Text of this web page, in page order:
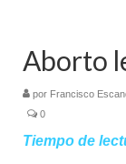
Opinión
Aborto
por Francisco
0
Tiempo de